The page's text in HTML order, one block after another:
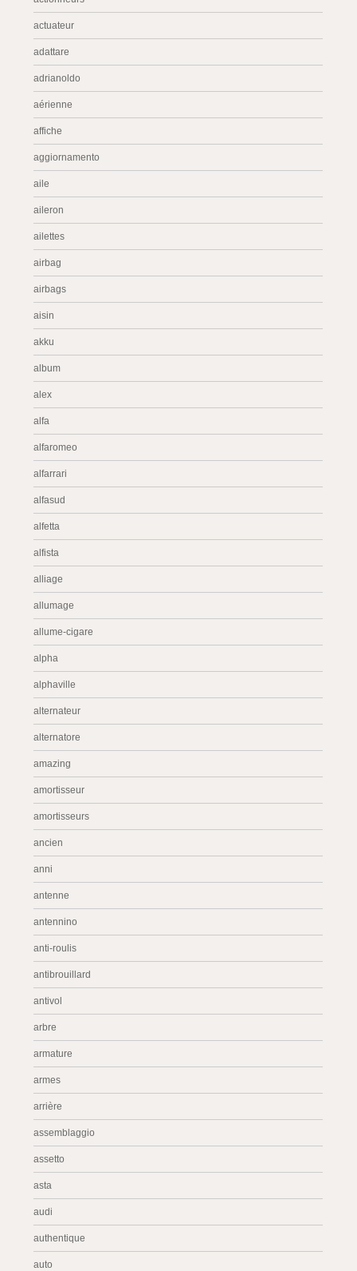
actuateur
adattare
adrianoldo
aérienne
affiche
aggiornamento
aile
aileron
ailettes
airbag
airbags
aisin
akku
album
alex
alfa
alfaromeo
alfarrari
alfasud
alfetta
alfista
alliage
allumage
allume-cigare
alpha
alphaville
alternateur
alternatore
amazing
amortisseur
amortisseurs
ancien
anni
antenne
antennino
anti-roulis
antibrouillard
antivol
arbre
armature
armes
arrière
assemblaggio
assetto
asta
audi
authentique
auto